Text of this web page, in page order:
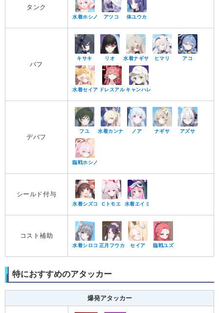
タンク
水着ホシノ アツコ 体ユウカ
バフ
キサキ リオ 水着ナギサ ヒマリ アコ
水着セイア ドレスアル キャンハレ
デバフ
フユ 水着カンナ ノア ナギサ アズサ
臨戦ホシノ
シールド付与
水着シズコ Cトモエ 水着エイミ
コスト補助
水着シロコ 正月フウカ セイア 臨戦ユズ
特におすすめのアタッカー
爆発アタッカー